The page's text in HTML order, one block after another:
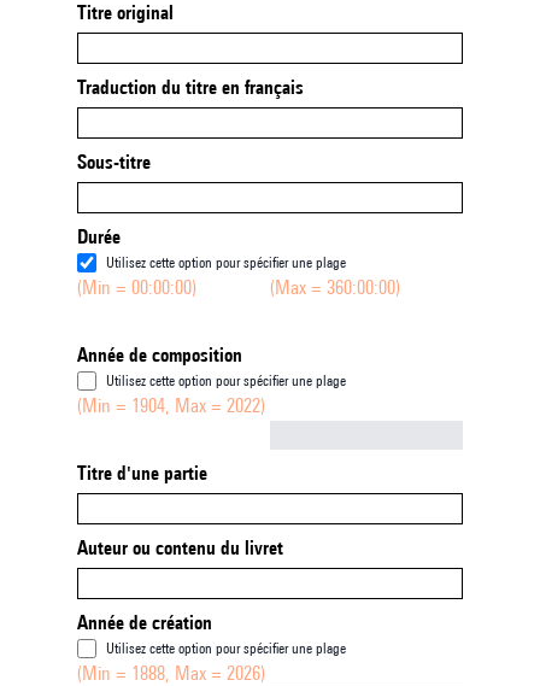
Titre original
Traduction du titre en français
Sous-titre
Durée
Utilisez cette option pour spécifier une plage
(Min = 00:00:00) (Max = 360:00:00)
Année de composition
Utilisez cette option pour spécifier une plage
(Min = 1904, Max = 2022)
Titre d'une partie
Auteur ou contenu du livret
Année de création
Utilisez cette option pour spécifier une plage
(Min = 1888, Max = 2026)